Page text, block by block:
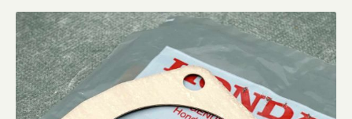
Przejdź
na
koniec
galerii